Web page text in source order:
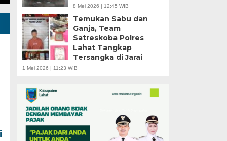
8 Mei 2026 | 12:45 WIB
Temukan Sabu dan
Ganja, Team
Satreskoba Polres
Lahat Tangkap
Tersangka di Jarai
1 Mei 2026 | 11:23 WIB